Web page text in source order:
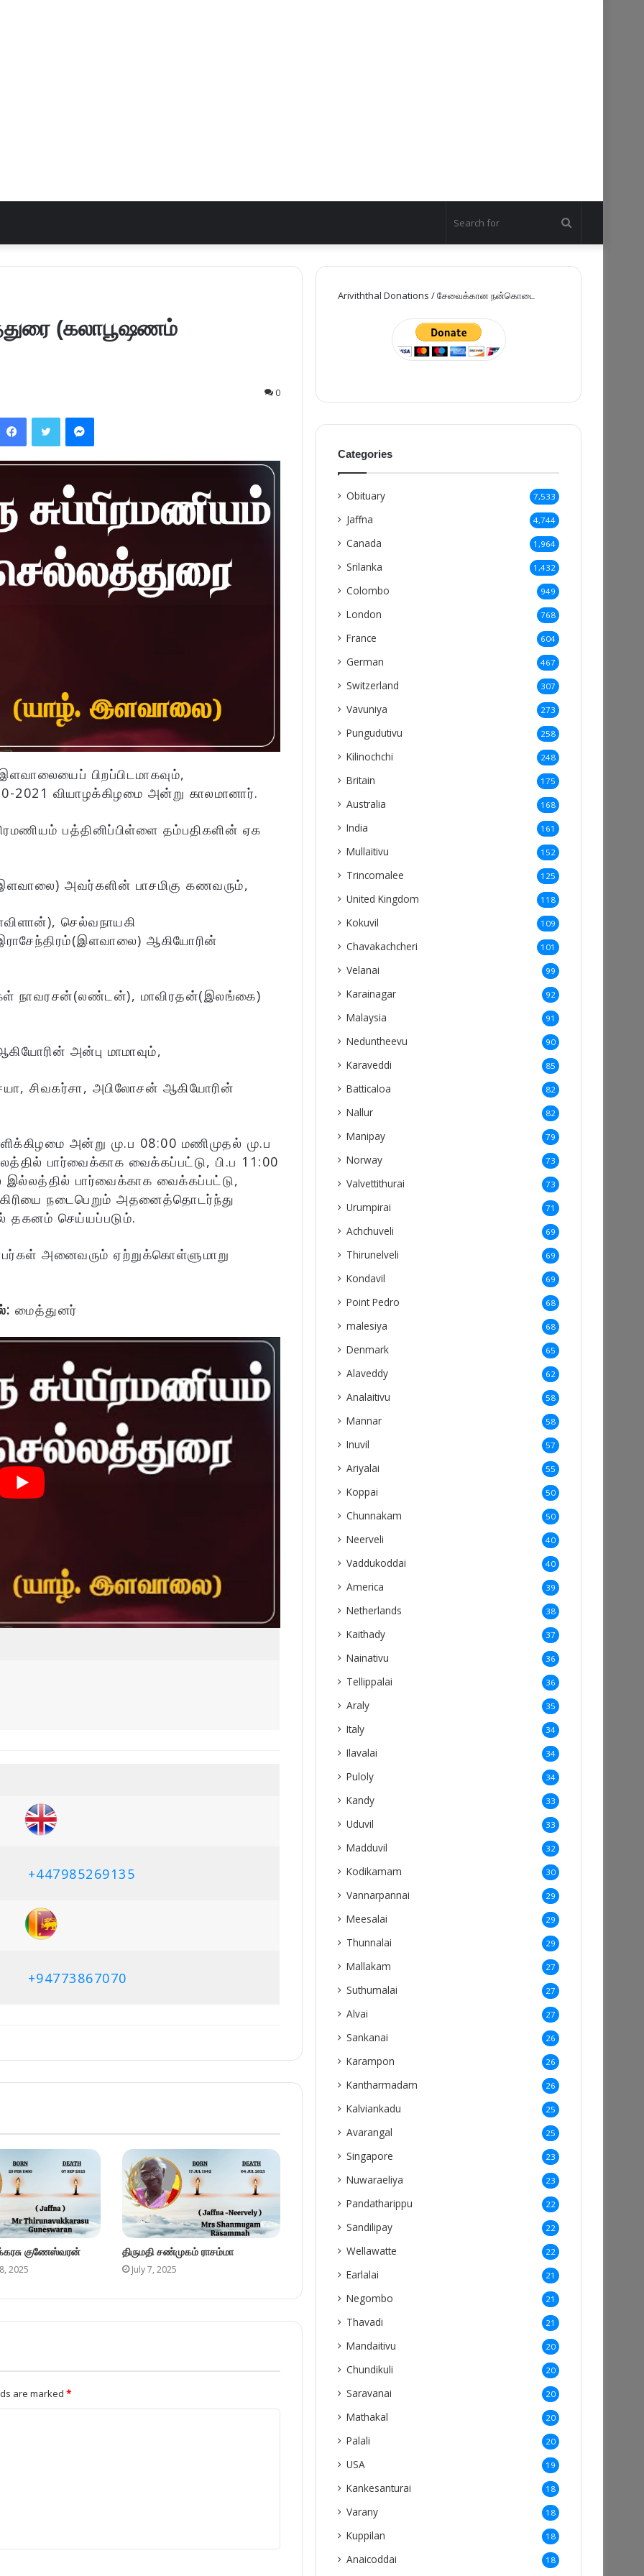
for
(கலாபூஷணம்
0
FacebookTwitter Messenger
பிறப்பிடமாகவும்,
வியாழக்கிழமை அன்று காலமானார்.
பத்தினிப்பிள்ளை தம்பதிகளின் ஏக
அவர்களின் பாசமிகு கணவரும்,
செல்வநாயகி
ஆகியோரின்
நாவரசன்(லண்டன்), மாவிரதன்(இலங்கை)
அன்பு மாமாவும்,
சிவகர்சா, அபிலோசன் ஆகியோரின்
அன்று மு.ப 08:00 மணிமுதல் மு.ப
பார்வைக்காக வைக்கப்பட்டு, பி.ப 11:00
இல்லத்தில் பார்வைக்காக வைக்கப்பட்டு,
நடைபெறும் அதனைத்தொடர்ந்து
தகனம் செய்யப்படும்.
அனைவரும் ஏற்றுக்கொள்ளுமாறு
மைத்துனர்
+447985269135
+94773867070
குணேஸ்வரன்
2025
திருமதி சண்முகம் ராசம்மா
July 7, 2025
are marked *
Ariviththal Donations / சேவைக்கான நன்கொடை
Categories
Obituary 7,533
Jaffna 4,744
Canada 1,964
Srilanka 1,432
Colombo 949
London 768
France 604
German 467
Switzerland 307
Vavuniya 273
Pungudutivu 258
Kilinochchi 248
Britain 175
Australia 168
India 161
Mullaitivu 152
Trincomalee 125
United Kingdom 118
Kokuvil 109
Chavakachcheri 101
Velanai 99
Karainagar 92
Malaysia 91
Neduntheevu 90
Karaveddi 85
Batticaloa 82
Nallur 82
Manipay 79
Norway 73
Valvettithurai 73
Urumpirai 71
Achchuveli 69
Thirunelveli 69
Kondavil 69
Point Pedro 68
malesiya 68
Denmark 65
Alaveddy 62
Analaitivu 58
Mannar 58
Inuvil 57
Ariyalai 55
Koppai 50
Chunnakam 50
Neerveli 40
Vaddukoddai 40
America 39
Netherlands 38
Kaithady 37
Nainativu 36
Tellippalai 36
Araly 35
Italy 34
Ilavalai 34
Puloly 34
Kandy 33
Uduvil 33
Madduvil 32
Kodikamam 30
Vannarpannai 29
Meesalai 29
Thunnalai 29
Mallakam 27
Suthumalai 27
Alvai 27
Sankanai 26
Karampon 26
Kantharmadam 26
Kalviankadu 25
Avarangal 25
Singapore 23
Nuwaraeliya 23
Pandatharippu 22
Sandilipay 22
Wellawatte 22
Earlalai 21
Negombo 21
Thavadi 21
Mandaitivu 20
Chundikuli 20
Saravanai 20
Mathakal 20
Palali 20
USA 19
Kankesanturai 18
Varany 18
Kuppilan 18
Anaicoddai 18